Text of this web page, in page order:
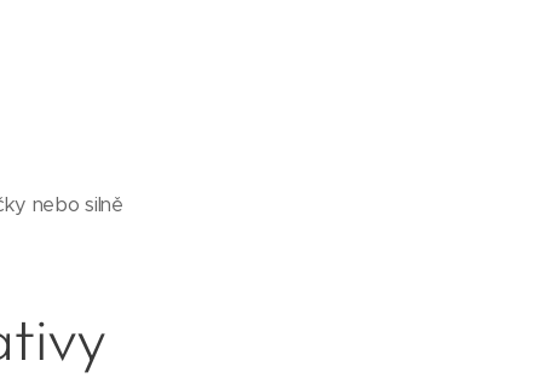
nebo silně